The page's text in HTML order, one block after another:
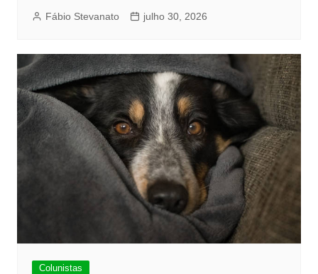
Fábio Stevanato julho 30, 2026
Colunistas